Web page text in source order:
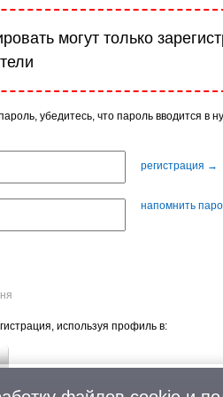
могут только
убедитесь, что пароль вводится в
регистрация →
напомнить
используя профиль в: